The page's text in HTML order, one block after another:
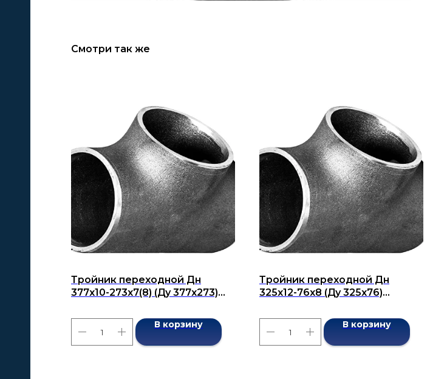
Смотри так же
Тройник переходной Дн
377х10-273х7(8) (Ду 377х273)
В корзину
Тройник переходной Дн
325х12-76х8 (Ду 325х76)
В корзину